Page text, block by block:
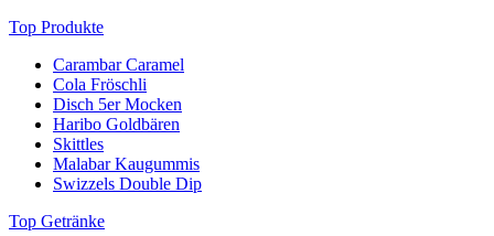
Top Produkte
Carambar Caramel
Cola Fröschli
Disch 5er Mocken
Haribo Goldbären
Skittles
Malabar Kaugummis
Swizzels Double Dip
Top Getränke